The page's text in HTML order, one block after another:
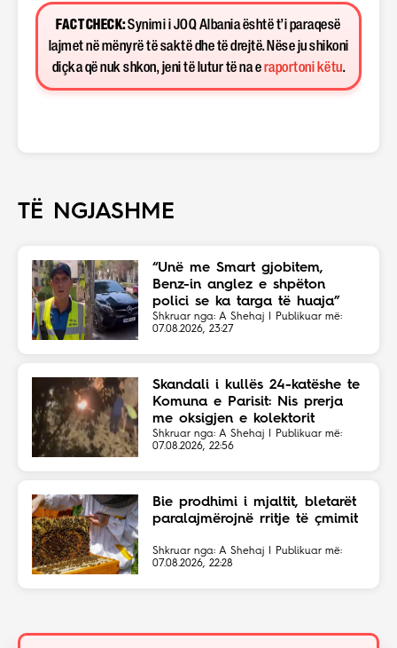
FACT CHECK:Synimi i JOQ Albania është t’i paraqesë
lajmet në mënyrë të saktë dhe të drejtë. Nëse ju shikoni
diçka që nuk shkon, jeni të lutur të na e raportoni këtu.
TË NGJASHME
“Unë me Smart gjobitem,
Benz-in anglez e shpëton
polici se ka targa të huaja”
Shkruar nga: A Shehaj | Publikuar më:
07.08.2026, 23:27
Skandali i kullës 24-katëshe te
Komuna e Parisit: Nis prerja
me oksigjen e kolektorit
magjistral në fshehtësi
Shkruar nga: A Shehaj | Publikuar më:
07.08.2026, 22:56
Bie prodhimi i mjaltit, bletarët
paralajmërojnë rritje të çmimit
Shkruar nga: A Shehaj | Publikuar më:
07.08.2026, 22:28